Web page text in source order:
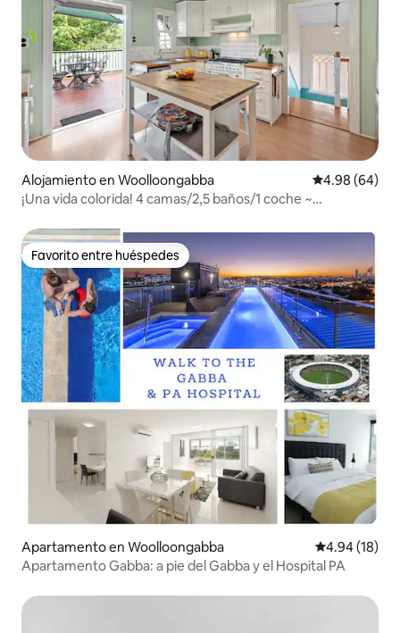
Alojamiento en Woolloongabba Calificación
4.98 (64)
¡Una vida colorida! 4 camas/2,5 baños/1 coche ~
Favorito entre huéspedes
Favorito entre huéspedes
Apartamento en Woolloongabba Calificación
4.94 (18)
Apartamento Gabba: a pie del Gabba y el Hospital PA